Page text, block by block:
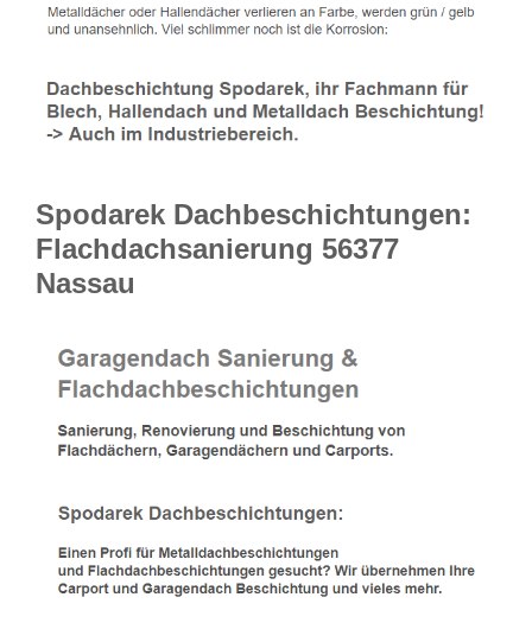
Spodarek Dachbeschichtungen:
Flachdachsanierung 56377
Nassau